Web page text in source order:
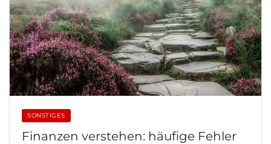
SONSTIGES
Finanzen verstehen: häufige Fehler